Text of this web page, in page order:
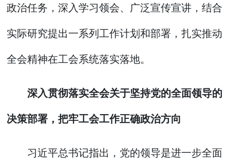
政治任务，深入学习领会、广泛宣传宣讲，结合
实际研究提出一系列工作计划和部署，扎实推动
全会精神在工会系统落实落地。
深入贯彻落实全会关于坚持党的全面领导的
决策部署，把牢工会工作正确政治方向
习近平总书记指出，党的领导是进一步全面